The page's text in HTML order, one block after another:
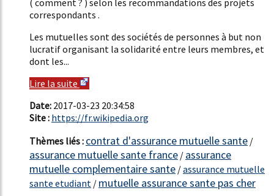
( comment ? ) selon les recommandations des projets
correspondants .
Les mutuelles sont des sociétés de personnes à but non
lucratif organisant la solidarité entre leurs membres, et
dont les...
Lire la suite
Date: 2017-03-23 20:34:58
Site : https://fr.wikipedia.org
Thèmes liés : contrat d'assurance mutuelle sante /
assurance mutuelle sante france / assurance
mutuelle complementaire sante /assurance mutuelle
sante etudiant / mutuelle assurance sante pas cher